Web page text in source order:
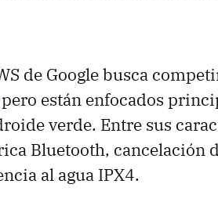
de Google busca
están enfocados
verde. Entre sus
Bluetooth, cancelación
al agua IPX4.